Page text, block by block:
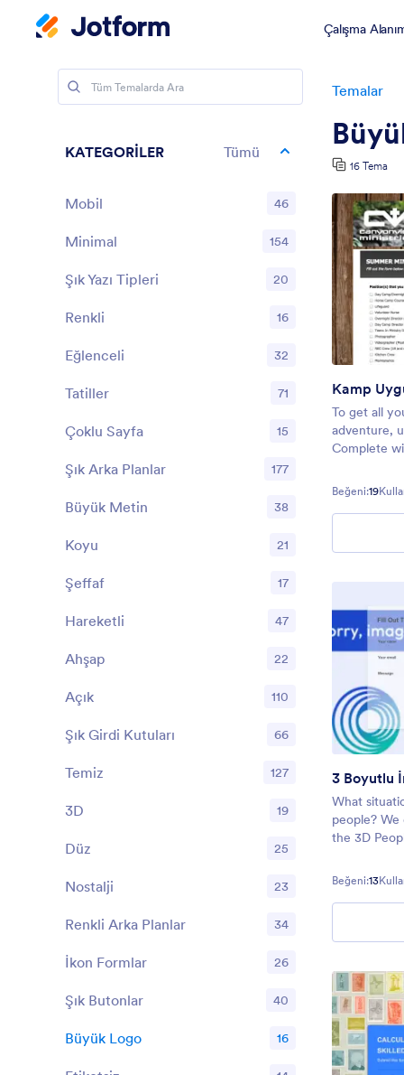
Çalışma
Temalar
16 Tema
Kamp
To get all
adventure,
Complete
theme will
Beğeni:19
3 Boyutlu
What
people? We
the 3D
intake
customize
Beğeni:13
KATEGORİLER Tümü
Mobil 46
Minimal 154
Şık Yazı Tipleri 20
Renkli 16
Eğlenceli 32
Tatiller 71
Çoklu Sayfa 15
Şık Arka Planlar 177
Büyük Metin 38
Koyu 21
Şeffaf 17
Hareketli 47
Ahşap 22
Açık 110
Şık Girdi Kutuları 66
Temiz 127
3D 19
Düz 25
Nostalji 23
Renkli Arka Planlar 34
İkon Formlar 26
Şık Butonlar 40
Büyük Logo 16